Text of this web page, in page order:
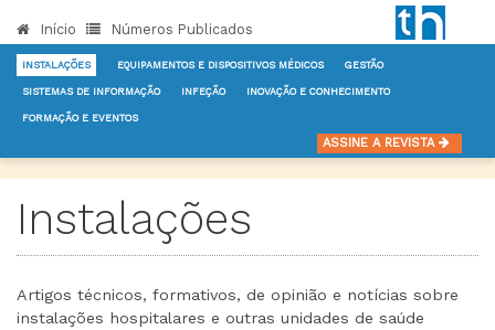
Início Números Publicados
INSTALAÇÕES EQUIPAMENTOS E DISPOSITIVOS MÉDICOS GESTÃO
SISTEMAS DE INFORMAÇÃO INFEÇÃO INOVAÇÃO E CONHECIMENTO
FORMAÇÃO E EVENTOS
ASSINE A REVISTA
Instalações
Artigos técnicos, formativos, de opinião e notícias sobre
instalações hospitalares e outras unidades de saúde